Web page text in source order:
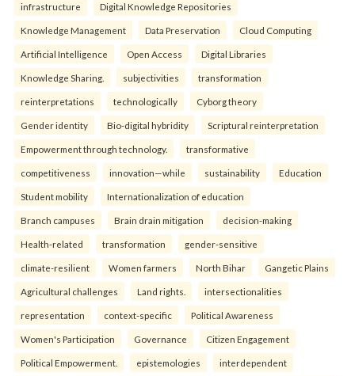
infrastructure Digital Knowledge Repositories
Knowledge Management Data Preservation Cloud Computing
Artificial Intelligence Open Access Digital Libraries
Knowledge Sharing. subjectivities transformation
reinterpreta⁠tions tec⁠hnologically Cyborg theory
Gender identity Bio-digital hybridity Scriptural reinterpretation
Empowerment through technology. transformative
competitiveness innovation—while sustainability Education
Student mobility Internationalization of education
Branch campuses Brain drain mitigation decision-making
Health-related transformation gender-sensitive
climate-resilient Women farmers North Bihar Gangetic Plains
Agricultural challenges Land rights. intersectionalities
representation context-specific Political Awareness
Women's Participation Governance Citizen Engagement
Political Empowerment. epistemologies interdependent